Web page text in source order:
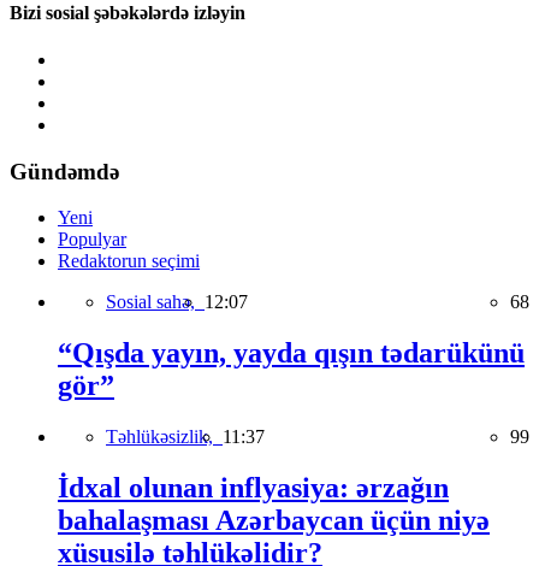
Bizi sosial şəbəkələrdə izləyin
Gündəmdə
Yeni
Populyar
Redaktorun seçimi
Sosial sahə, 12:07 68
“Qışda yayın, yayda qışın tədarükünü
gör”
Təhlükəsizlik, 11:37 99
İdxal olunan inflyasiya: ərzağın
bahalaşması Azərbaycan üçün niyə
xüsusilə təhlükəlidir?